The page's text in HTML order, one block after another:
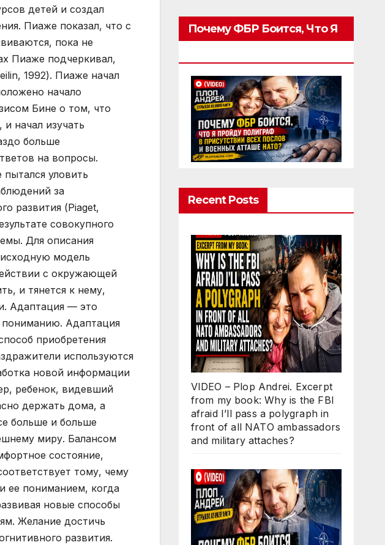
детей и создал
Пиаже показал, что с
пока не
Пиаже подчеркивал,
1992). Пиаже начал
начало
Бине о том, что
начал изучать
больше
на вопросы.
уловить
за
развития (Piaget,
совокупного
Для описания
модель
с окружающей
и тянется к нему,
Адаптация — это
пониманию. Адаптация
приобретения
используются
новой информации
ребенок, видевший
держать дома, а
больше и больше
миру. Балансом
состояние,
тому, чему
ее пониманием, когда
новые способы
Желание достичь
развития.
Почему ФБР Боится, Что Я
Recent Posts
VIDEO – Plop Andrei. Excerpt
from my book: Why is the FBI
afraid I’ll pass a polygraph in
front of all NATO ambassadors
and military attaches?